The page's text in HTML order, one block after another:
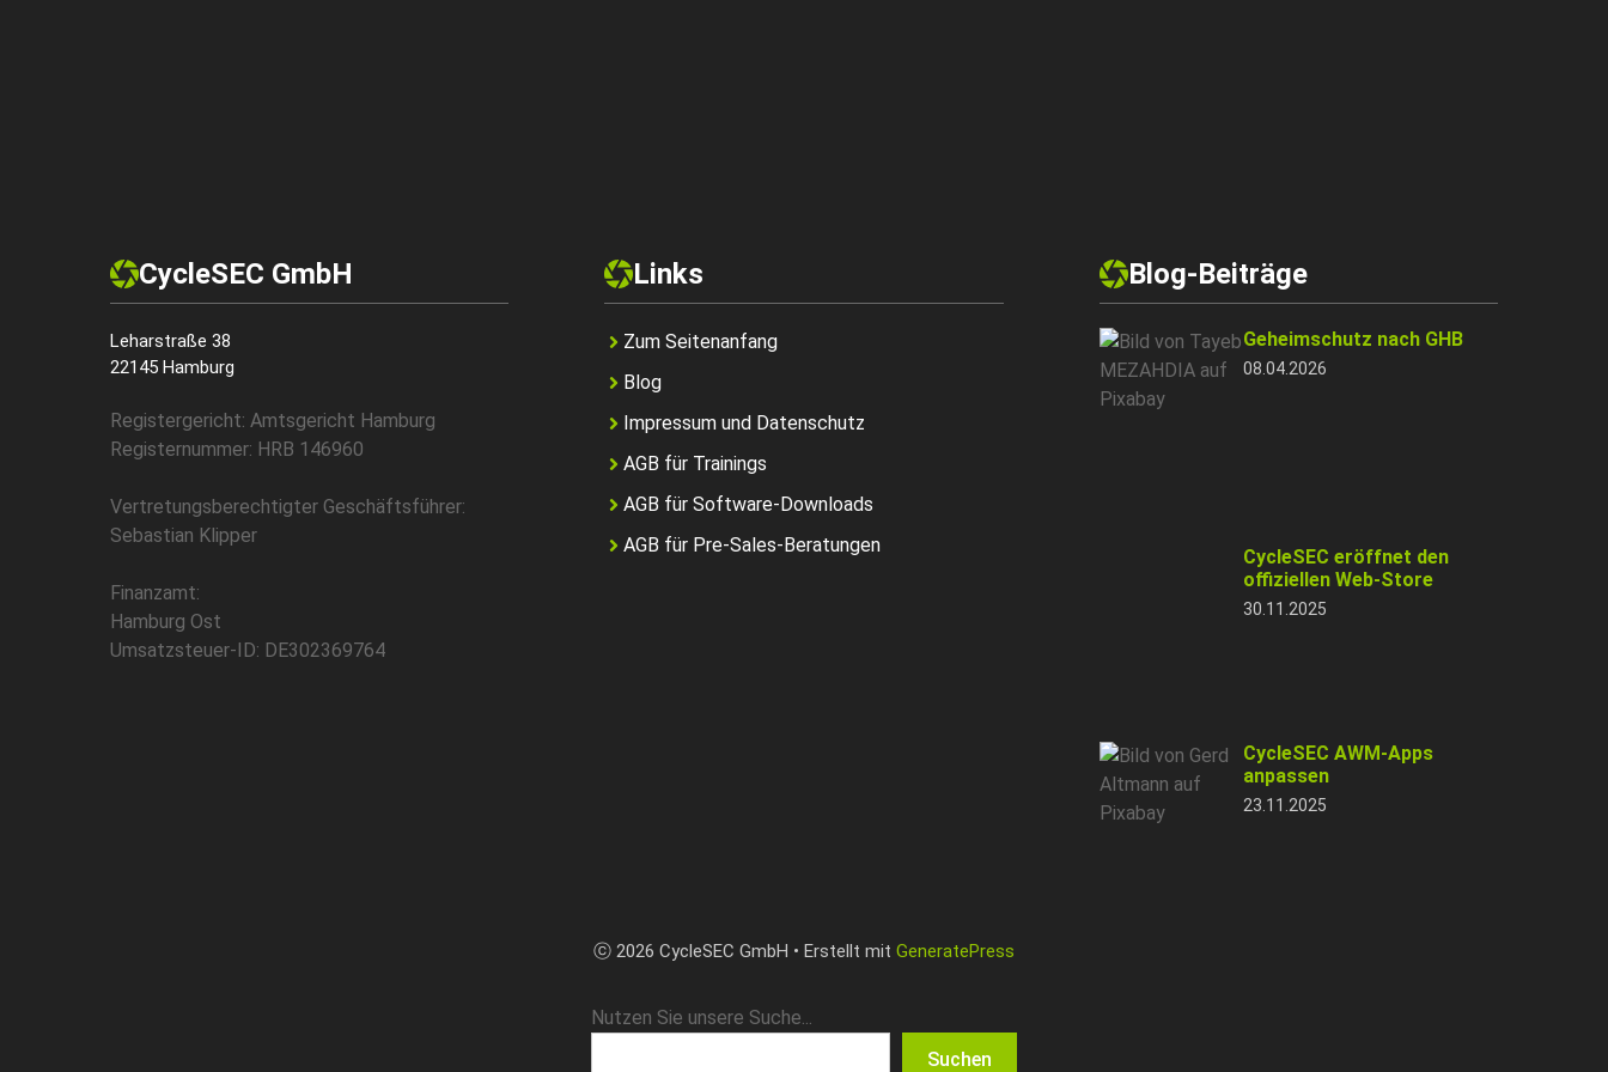
CycleSEC GmbH
Leharstraße 38
22145 Hamburg
Registergericht: Amtsgericht Hamburg
Registernummer: HRB 146960
Vertretungsberechtigter Geschäftsführer:
Sebastian Klipper
Finanzamt:
Hamburg Ost
Umsatzsteuer-ID: DE302369764
Links
Zum Seitenanfang
Blog
Impressum und Datenschutz
AGB für Trainings
AGB für Software-Downloads
AGB für Pre-Sales-Beratungen
Blog-Beiträge
Geheimschutz nach GHB
08.04.2026
CycleSEC eröffnet den
offiziellen Web-Store
30.11.2025
CycleSEC AWM-Apps
anpassen
23.11.2025
ⓒ 2026 CycleSEC GmbH • Erstellt mit GeneratePress
Nutzen Sie unsere Suche...
Suchen